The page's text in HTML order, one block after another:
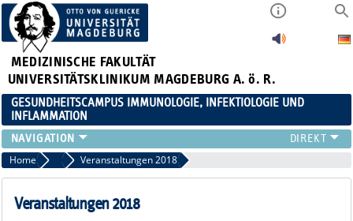
MEDIZINISCHE FAKULTÄT
UNIVERSITÄTSKLINIKUM MAGDEBURG A. ö. R.
GESUNDHEITSCAMPUS IMMUNOLOGIE, INFEKTIOLOGIE UND
INFLAMMATION
ÜBER UNS
MITGLIEDER
PAPER D. JAHRES
Home Veranstaltungsarchiv
Veranstaltungen 2018
Veranstaltungen 2018